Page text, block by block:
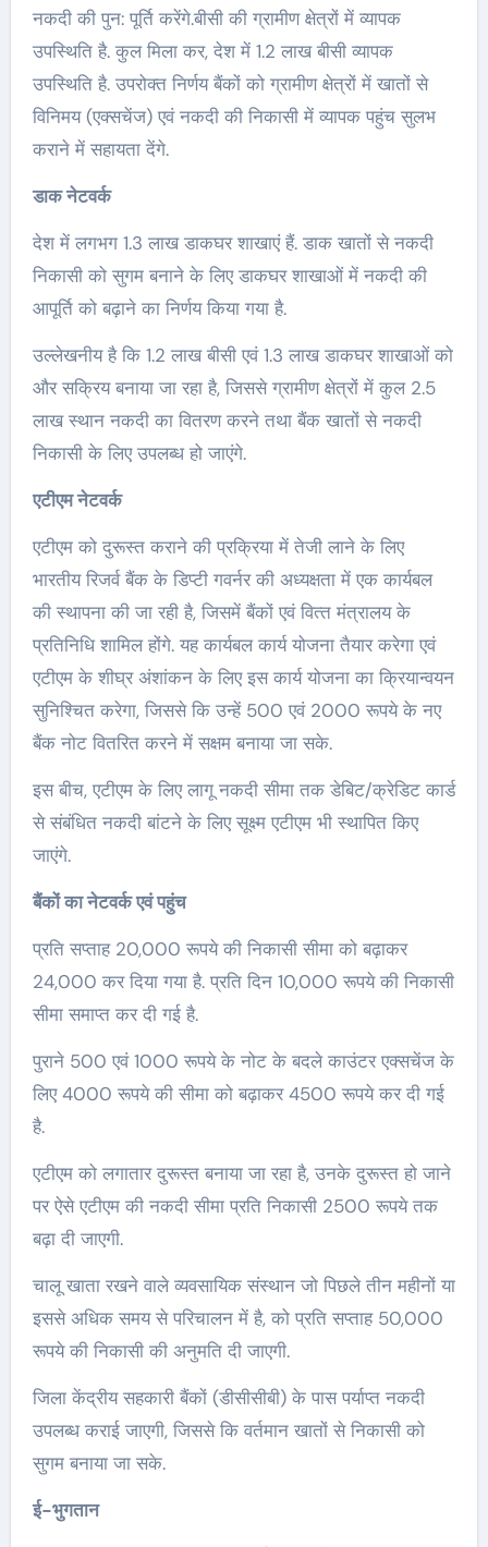
नकदी की पुन: पूर्ति करेंगे.बीसी की ग्रामीण क्षेत्रों में व्‍यापक
उपस्‍थिति है. कुल मिला कर, देश में 1.2 लाख बीसी व्‍यापक
उपस्थिति है. उपरोक्‍त निर्णय बैंकों को ग्रामीण क्षेत्रों में खातों से
विनिमय (एक्‍सचेंज) एवं नकदी की निकासी में व्‍यापक पहुंच सुलभ
कराने में सहायता देंगे.
डाक नेटवर्क
देश में लगभग 1.3 लाख डाकघर शाखाएं हैं. डाक खातों से नकदी
निकासी को सुगम बनाने के लिए डाकघर शाखाओं में नकदी की
आपूर्ति को बढ़ाने का निर्णय किया गया है.
उल्‍लेखनीय है कि 1.2 लाख बीसी एवं 1.3 लाख डाकघर शाखाओं को
और सक्रिय बनाया जा रहा है, जिससे ग्रामीण क्षेत्रों में कुल 2.5
लाख स्‍थान नकदी का वितरण करने तथा बैंक खातों से नकदी
निकासी के लिए उपलब्‍ध हो जाएंगे.
एटीएम नेटवर्क
एटीएम को दुरूस्‍त कराने की प्रक्रिया में तेजी लाने के लिए
भारतीय रिजर्व बैंक के डिप्‍टी गवर्नर की अध्‍यक्षता में एक कार्यबल
की स्‍थापना की जा रही है, जिसमें बैंकों एवं वित्‍त मंत्रालय के
प्रतिनिधि शामिल होंगे. यह कार्यबल कार्य योजना तैयार करेगा एवं
एटीएम के शीघ्र अंशांकन के लिए इस कार्य योजना का क्रियान्‍वयन
सुनिश्‍चित करेगा, जिससे कि उन्‍हें 500 एवं 2000 रूपये के नए
बैंक नोट वितरित करने में सक्षम बनाया जा सके.
इस बीच, एटीएम के लिए लागू नकदी सीमा तक डेबिट/क्रेडिट कार्ड
से संबंधित नकदी बांटने के लिए सूक्ष्‍म एटीएम भी स्‍थापित किए
जाएंगे.
बैंकों का नेटवर्क एवं पहुंच
प्रति सप्‍ताह 20,000 रूपये की निकासी सीमा को बढ़ाकर
24,000 कर दिया गया है. प्रति दिन 10,000 रूपये की निकासी
सीमा समाप्‍त कर दी गई है.
पुराने 500 एवं 1000 रूपये के नोट के बदले काउंटर एक्‍सचेंज के
लिए 4000 रूपये की सीमा को बढ़ाकर 4500 रूपये कर दी गई
है.
एटीएम को लगातार दुरूस्‍त बनाया जा रहा है, उनके दुरूस्‍त हो जाने
पर ऐसे एटीएम की नकदी सीमा प्रति निकासी 2500 रूपये तक
बढ़ा दी जाएगी.
चालू खाता रखने वाले व्‍यवसायिक संस्‍थान जो पिछले तीन महीनों या
इससे अधिक समय से परिचालन में है, को प्रति सप्‍ताह 50,000
रूपये की निकासी की अनुमति दी जाएगी.
जिला केंद्रीय सहकारी बैंकों (डीसीसीबी) के पास पर्याप्‍त नकदी
उपलब्‍ध कराई जाएगी, जिससे कि वर्तमान खातों से निकासी को
सुगम बनाया जा सके.
ई-भुगतान